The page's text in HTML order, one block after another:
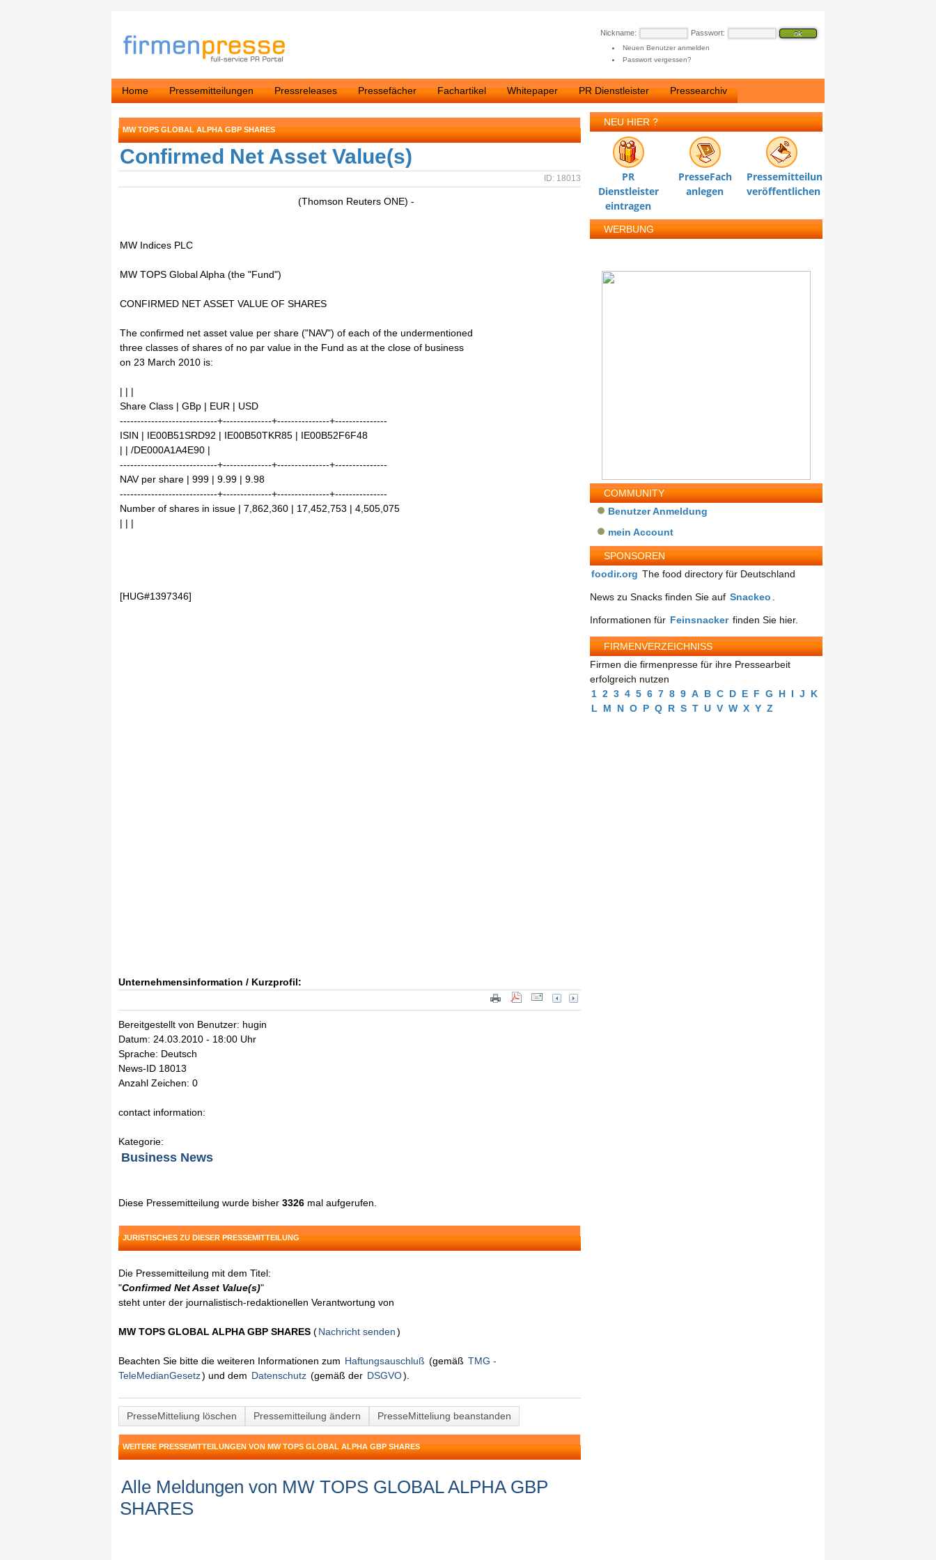
Nickname: Passwort:
Neuen Benutzer anmelden
Passwort vergessen?
Home Pressemitteilungen Pressreleases Pressefächer Fachartikel Whitepaper PR Dienstleister Pressearchiv
MW TOPS GLOBAL ALPHA GBP SHARES
Confirmed Net Asset Value(s)
ID: 18013
(Thomson Reuters ONE) -
MW Indices PLC
MW TOPS Global Alpha (the "Fund")
CONFIRMED NET ASSET VALUE OF SHARES
The confirmed net asset value per share ("NAV") of each of the undermentioned
three classes of shares of no par value in the Fund as at the close of business
on 23 March 2010 is:
| | |
Share Class | GBp | EUR | USD
----------------------------+--------------+---------------+---------------
ISIN | IE00B51SRD92 | IE00B50TKR85 | IE00B52F6F48
| | /DE000A1A4E90 |
----------------------------+--------------+---------------+---------------
NAV per share | 999 | 9.99 | 9.98
----------------------------+--------------+---------------+---------------
Number of shares in issue | 7,862,360 | 17,452,753 | 4,505,075
| | |
[HUG#1397346]
Unternehmensinformation / Kurzprofil:
Bereitgestellt von Benutzer: hugin
Datum: 24.03.2010 - 18:00 Uhr
Sprache: Deutsch
News-ID 18013
Anzahl Zeichen: 0
contact information:
Kategorie:
Business News
Diese Pressemitteilung wurde bisher 3326 mal aufgerufen.
JURISTISCHES ZU DIESER PRESSEMITTEILUNG
Die Pressemitteilung mit dem Titel:
"Confirmed Net Asset Value(s)"
steht unter der journalistisch-redaktionellen Verantwortung von
MW TOPS GLOBAL ALPHA GBP SHARES (Nachricht senden)
Beachten Sie bitte die weiteren Informationen zum Haftungsauschluß (gemäß TMG -
TeleMedianGesetz) und dem Datenschutz (gemäß der DSGVO).
PresseMitteliung löschen Pressemitteilung ändern PresseMitteliung beanstanden
WEITERE PRESSEMITTEILUNGEN VON MW TOPS GLOBAL ALPHA GBP SHARES
Alle Meldungen von MW TOPS GLOBAL ALPHA GBP
SHARES
NEU HIER ?
PR
Dienstleister
eintragen
PresseFach
anlegen
Pressemitteilung
veröffentlichen
WERBUNG
COMMUNITY
Benutzer Anmeldung
mein Account
SPONSOREN
foodir.org The food directory für Deutschland
News zu Snacks finden Sie auf Snackeo
Informationen für Feinsnacker finden Sie hier.
FIRMENVERZEICHNISS
Firmen die firmenpresse für ihre Pressearbeit
erfolgreich nutzen
1 2 3 4 5 6 7 8 9 A B C D E F G H I J
K
L
M N O P Q R S T U V W X Y Z